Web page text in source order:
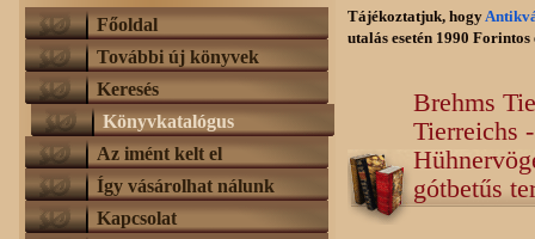
Főoldal
További új könyvek
Keresés
Könyvkatalógus
Az imént kelt el
Így vásárolhat nálunk
Kapcsolat
Tájékoztatjuk, hogy
utalás esetén 1990
Brehms
Tierreichs
gótbetűs